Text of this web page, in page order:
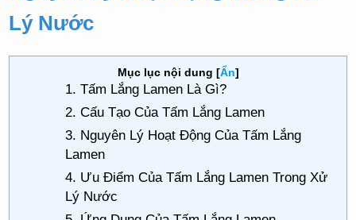
Lý Nước
Mục lục nội dung [Ẩn]
1. Tấm Lắng Lamen Là Gì?
2. Cấu Tạo Của Tấm Lắng Lamen
3. Nguyên Lý Hoạt Động Của Tấm Lắng
Lamen
4. Ưu Điểm Của Tấm Lắng Lamen Trong Xử
Lý Nước